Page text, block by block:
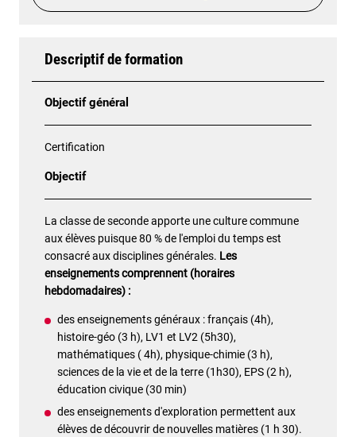
Descriptif de formation
Objectif général
Certification
Objectif
La classe de seconde apporte une culture commune
aux élèves puisque 80 % de l'emploi du temps est
consacré aux disciplines générales. Les
enseignements comprennent (horaires
hebdomadaires) :
des enseignements généraux : français (4h),
histoire-géo (3 h), LV1 et LV2 (5h30),
mathématiques ( 4h), physique-chimie (3 h),
sciences de la vie et de la terre (1h30), EPS (2 h),
éducation civique (30 min)
des enseignements d'exploration permettent aux
élèves de découvrir de nouvelles matières (1 h 30).